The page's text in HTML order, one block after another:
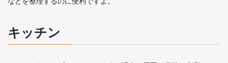
キッチン